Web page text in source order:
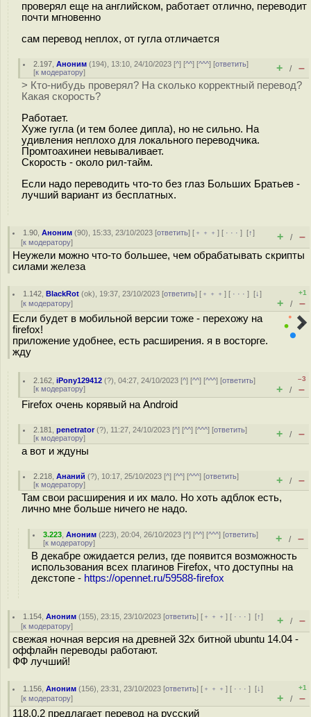
проверял еще на английском, работает отлично, переводит
почти мгновенно
сам перевод неплох, от гугла отличается
2.197 ,Аноним (194), 13:10, 24/10/2023 [^] [^^] [^^^] [ответить]
[к модератору] + / –
> Кто-нибудь проверял? На сколько корректный перевод?
Какая скорость?
Работает.
Хуже гугла (и тем более дипла), но не сильно. На
удивления неплохо для локального переводчика.
Промтоахинеи невываливает.
Скорость - около рил-тайм.
Если надо переводить что-то без глаз Больших Братьев -
лучший вариант из бесплатных.
1.90 ,Аноним (90), 15:33, 23/10/2023 [ответить] [ ﹢﹢﹢] [ · · ·][↑]
[к модератору] + / –
Неужели можно что-то большее, чем обрабатывать скрипты
силами железа
1.142 ,BlackRot (ok), 19:37, 23/10/2023 [ответить] [ ﹢﹢﹢] [ · · ·][↓]
[к модератору]
+1
+ / –
Если будет в мобильной версии тоже - перехожу на
firefox!
приложение удобнее, есть расширения. я в восторге.
жду
2.162 ,iPony129412 (?), 04:27, 24/10/2023 [^] [^^] [^^^] [ответить]
[к модератору]
–3
+ / –
Firefox очень корявый на Android
2.181 ,penetrator(?), 11:27, 24/10/2023 [^] [^^] [^^^] [ответить]
[к модератору] + / –
а вот и ждуны
2.218 ,Ананий (?), 10:17, 25/10/2023 [^] [^^] [^^^] [ответить]
[к модератору] + / –
Там свои расширения и их мало. Но хоть адблок есть,
лично мне больше ничего не надо.
3.223 ,Аноним (223), 20:04, 26/10/2023 [^] [^^] [^^^] [ответить]
[к модератору] + / –
В декабре ожидается релиз, где появится возможность
использования всех плагинов Firefox, что доступны на
декстопе - https://opennet.ru/59588-firefox
1.154 ,Аноним (155), 23:15, 23/10/2023 [ответить] [ ﹢﹢﹢] [ · · ·][↑]
[к модератору] + / –
свежая ночная версия на древней 32х битной ubuntu 14.04 -
оффлайн переводы работают.
ФФ лучший!
1.156 ,Аноним (156), 23:31, 23/10/2023 [ответить] [ ﹢﹢﹢] [ · · ·][↓]
[к модератору]
+1
+ / –
118.0.2 предлагает перевод на русский